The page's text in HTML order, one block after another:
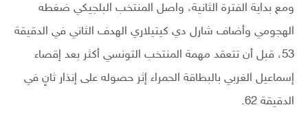
ومع بداية الفترة الثانية، واصل المنتخب البلجيكي ضغطه
الهجومي وأضاف شارل دي كيتيلاري الهدف الثاني في الدقيقة
53، قبل أن تتعقد مهمة المنتخب التونسي أكثر بعد إقصاء
إسماعيل الغربي بالبطاقة الحمراء إثر حصوله على إنذار ثانٍ في
الدقيقة 62.